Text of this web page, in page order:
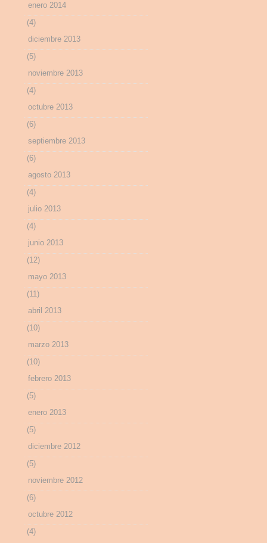
enero 2014
(4)
diciembre 2013
(5)
noviembre 2013
(4)
octubre 2013
(6)
septiembre 2013
(6)
agosto 2013
(4)
julio 2013
(4)
junio 2013
(12)
mayo 2013
(11)
abril 2013
(10)
marzo 2013
(10)
febrero 2013
(5)
enero 2013
(5)
diciembre 2012
(5)
noviembre 2012
(6)
octubre 2012
(4)